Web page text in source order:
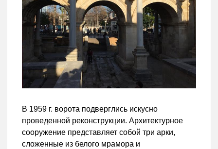
В 1959 г. ворота подверглись искусно
проведенной реконструкции. Архитектурное
сооружение представляет собой три арки,
сложенные из белого мрамора и